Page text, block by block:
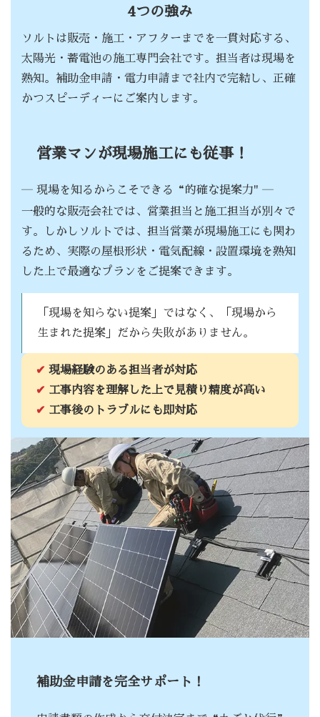
4つの強み
ソルトは販売・施工・アフターまでを一貫対応する、
太陽光・蓄電池の施工専門会社です。担当者は現場を
熟知。補助金申請・電力申請まで社内で完結し、正確
かつスピーディーにご案内します。
営業マンが現場施工にも従事！
― 現場を知るからこそできる“的確な提案力" ―
一般的な販売会社では、営業担当と施工担当が別々で
す。しかしソルトでは、担当営業が現場施工にも関わ
るため、実際の屋根形状・電気配線・設置環境を熟知
した上で最適なプランをご提案できます。
「現場を知らない提案」ではなく、「現場から
生まれた提案」だから失敗がありません。
✔ 現場経験のある担当者が対応
✔ 工事内容を理解した上で見積り精度が高い
✔ 工事後のトラブルにも即対応
補助金申請を完全サポート！